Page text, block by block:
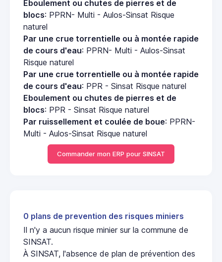
Eboulement ou chutes de pierres et de
blocs: PPRN- Multi - Aulos-Sinsat Risque
naturel
Par une crue torrentielle ou à montée rapide
de cours d'eau: PPRN- Multi - Aulos-Sinsat
Risque naturel
Par une crue torrentielle ou à montée rapide
de cours d'eau: PPR - Sinsat Risque naturel
Eboulement ou chutes de pierres et de
blocs: PPR - Sinsat Risque naturel
Par ruissellement et coulée de boue: PPRN-
Multi - Aulos-Sinsat Risque naturel
Commander mon ERP pour SINSAT
0 plans de prevention des risques miniers
Il n'y a aucun risque minier sur la commune de
SINSAT.
À SINSAT, l'absence de plan de prévention des